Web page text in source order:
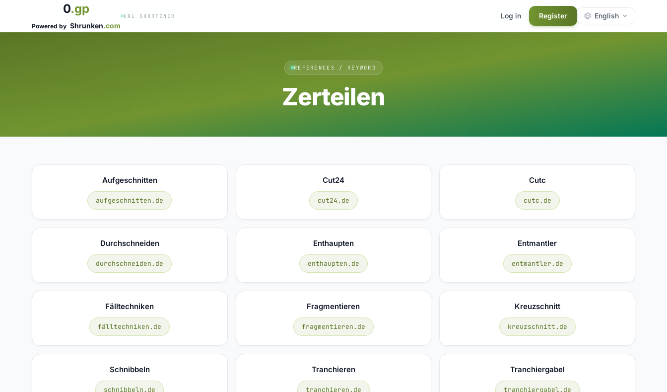
0.gp
Powered by Shrunken.com
URL SHORTENER Log in Register English
REFERENCES / KEYWORD
Zerteilen
Aufgeschnitten
aufgeschnitten.de
Cut24
cut24.de
Cutc
cutc.de
Durchschneiden
durchschneiden.de
Enthaupten
enthaupten.de
Entmantler
entmantler.de
Fälltechniken
fälltechniken.de
Fragmentieren
fragmentieren.de
Kreuzschnitt
kreuzschnitt.de
Schnibbeln
schnibbeln.de
Tranchieren
tranchieren.de
Tranchiergabel
tranchiergabel.de